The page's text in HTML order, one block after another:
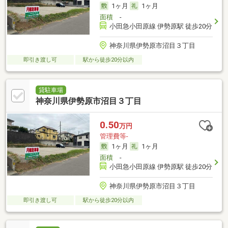
1ヶ月
1ヶ月
面積-
小田急小田原線 伊勢原駅 徒歩20分
神奈川県伊勢原市沼目３丁目
即引き渡し可 駅から徒歩20分以内
貸駐車場
神奈川県伊勢原市沼目３丁目
0.50万円
管理費等-
1ヶ月
1ヶ月
面積-
小田急小田原線 伊勢原駅 徒歩20分
神奈川県伊勢原市沼目３丁目
即引き渡し可 駅から徒歩20分以内